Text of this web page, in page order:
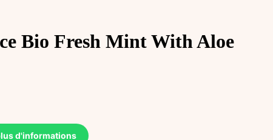
Bio Fresh Mint With Aloe
d'informations